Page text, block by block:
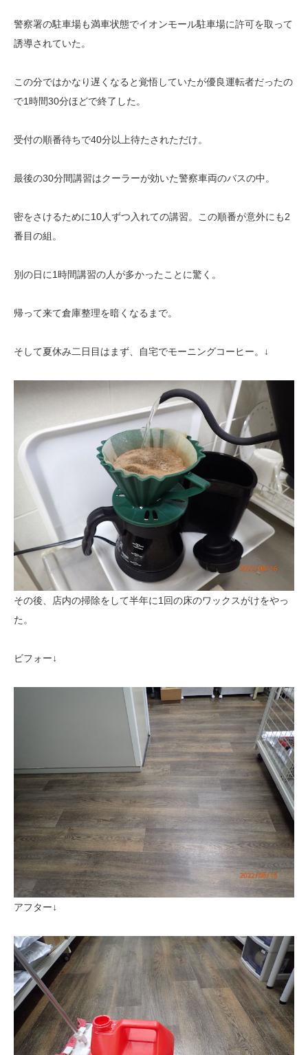
警察署の駐車場も満車状態でイオンモール駐車場に許可を取って
誘導されていた。
この分ではかなり遅くなると覚悟していたが優良運転者だったの
で1時間30分ほどで終了した。
受付の順番待ちで40分以上待たされただけ。
最後の30分間講習はクーラーが効いた警察車両のバスの中。
密をさけるために10人ずつ入れての講習。この順番が意外にも2
番目の組。
別の日に1時間講習の人が多かったことに驚く。
帰って来て倉庫整理を暗くなるまで。
そして夏休み二日目はまず、自宅でモーニングコーヒー。↓
その後、店内の掃除をして半年に1回の床のワックスがけをやっ
た。
ビフォー↓
アフター↓